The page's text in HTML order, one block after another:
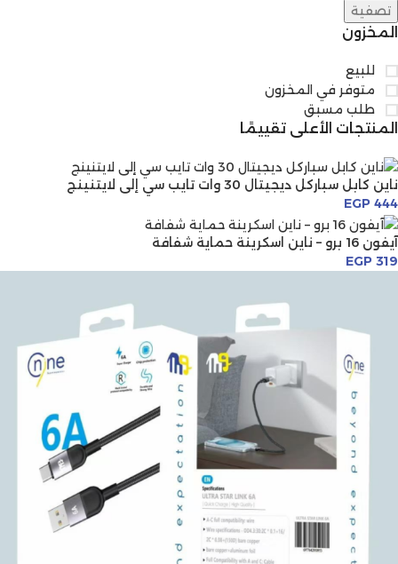
تصفية
المخزون
للبيع
متوفر في المخزون
طلب مسبق
المنتجات الأعلى تقييمًا
ناين كابل سباركل ديجيتال 30 وات تايب سي إلى لايتنينج
EGP 444
آيفون 16 برو – ناين اسكرينة حماية شفافة
EGP 319